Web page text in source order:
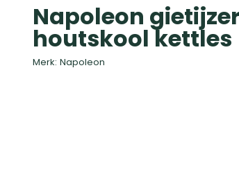
Napoleon
houtskool kettles
Merk: Napoleon